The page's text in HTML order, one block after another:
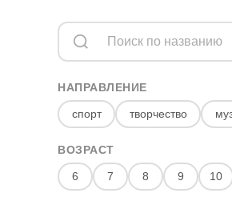
НАПРАВЛЕНИЕ
спорт творчество
ВОЗРАСТ
6 7 8 9 10